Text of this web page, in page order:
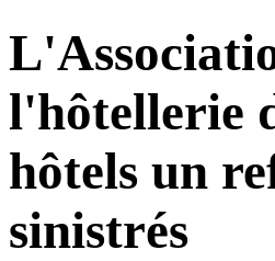
l'hôtellerie
hôtels un
sinistrés